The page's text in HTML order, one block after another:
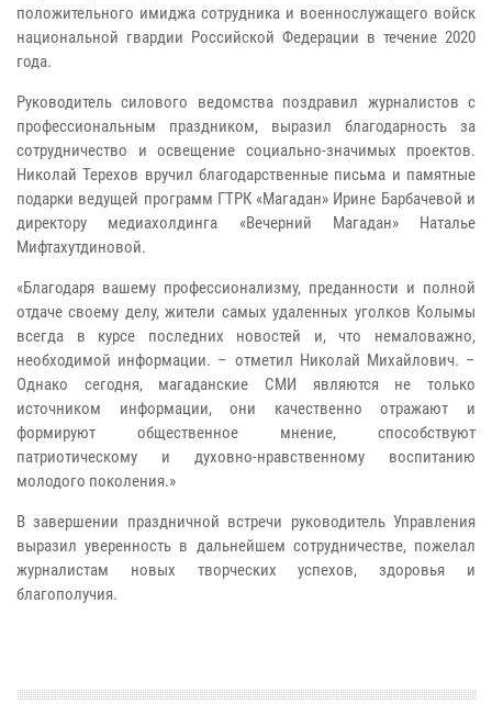
положительного имиджа сотрудника и военнослужащего войск
национальной гвардии Российской Федерации в течение 2020
года.
Руководитель силового ведомства поздравил журналистов с
профессиональным праздником, выразил благодарность за
сотрудничество и освещение социально-значимых проектов.
Николай Терехов вручил благодарственные письма и памятные
подарки ведущей программ ГТРК «Магадан» Ирине Барбачевой и
директору медиахолдинга «Вечерний Магадан» Наталье
Мифтахутдиновой.
«Благодаря вашему профессионализму, преданности и полной
отдаче своему делу, жители самых удаленных уголков Колымы
всегда в курсе последних новостей и, что немаловажно,
необходимой информации. – отметил Николай Михайлович. –
Однако сегодня, магаданские СМИ являются не только
источником информации, они качественно отражают и
формируют общественное мнение, способствуют
патриотическому и духовно-нравственному воспитанию
молодого поколения.»
В завершении праздничной встречи руководитель Управления
выразил уверенность в дальнейшем сотрудничестве, пожелал
журналистам новых творческих успехов, здоровья и
благополучия.